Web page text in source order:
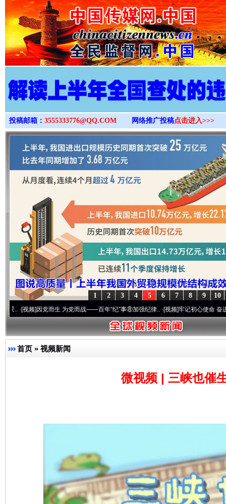
>
投稿邮箱： 3555333776@QQ.COM 网络推广投稿点击进入>>>
10
9
8
7
6
5
4
3
2
1
因党而生 为党而战——百年“纪”事⑧加强纪律..·[视频]牢记初心使命 奋进复兴征程
首页 » 视频新闻
微视频 | 三峡也催
完善运行机制助力责任有效落实
东山县通报“牛蛙产品抗生素超标问题” 法